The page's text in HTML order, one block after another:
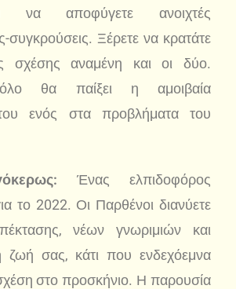
να αποφύγετε ανοιχτές
συγκρούσεις. Ξέρετε να κρατάτε
σχέσης αναμένη και οι δύο.
θα παίξει η αμοιβαία
ενός στα προβλήματα του
Ένας ελπιδοφόρος
το 2022. Οι Παρθένοι διανύετε
νέων γνωριμιών και
ζωή σας, κάτι που ενδεχόεμνα
στο προσκήνιο. Η παρουσία